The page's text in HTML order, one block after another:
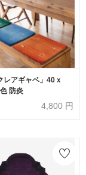
レアギャベ」40ｘ
防炎
4,800 円